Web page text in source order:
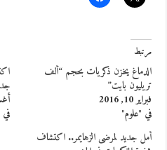
مرتبط
الدماغ يخزن ذكريات بحجم “ألف
تريليون بايت”
فبراير 10, 2016
في "علوم"
أمل جديد لمرضى الزهايمر.. اكتشاف